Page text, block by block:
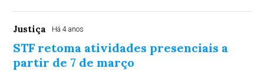
Justiça Há 4 anos
STF retoma atividades presenciais a
partir de 7 de março